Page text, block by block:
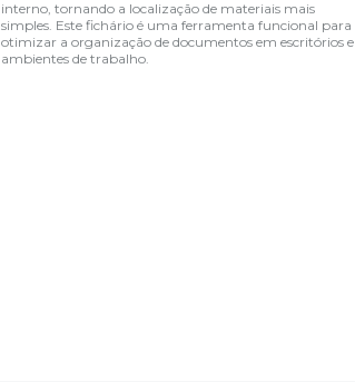
interno, tornando a localização de materiais mais
simples. Este fichário é uma ferramenta funcional para
otimizar a organização de documentos em escritórios e
ambientes de trabalho.